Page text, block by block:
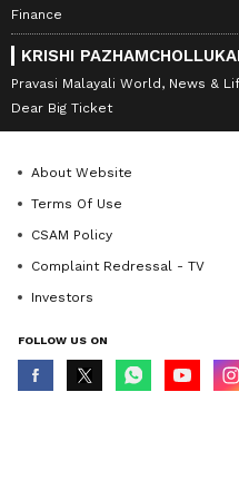
Finance
KRISHI
Pravasi Malayali World, News &
Dear Big Ticket
About Website
Terms Of Use
CSAM Policy
Complaint Redressal - TV
Investors
FOLLOW US ON